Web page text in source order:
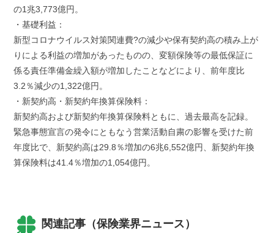
の1兆3,773億円。
・基礎利益：
新型コロナウイルス対策関連費?の減少や保有契約高の積み上が
りによる利益の増加があったものの、変額保険等の最低保証に
係る責任準備金繰入額が増加したことなどにより、前年度比
3.2％減少の1,322億円。
・新契約高・新契約年換算保険料：
新契約高および新契約年換算保険料ともに、過去最高を記録。
緊急事態宣言の発令にともなう営業活動自粛の影響を受けた前
年度比で、新契約高は29.8％増加の6兆6,552億円、新契約年換
算保険料は41.4％増加の1,054億円。
関連記事（保険業界ニュース）